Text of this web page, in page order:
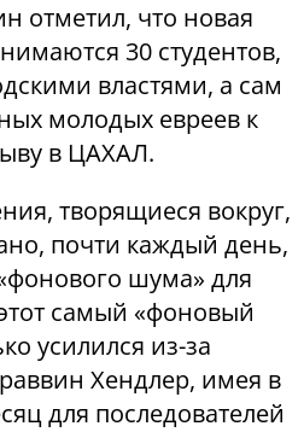
отметил, что новая
30 студентов,
властями, а сам
молодых евреев к
в ЦАХАЛ.
творящиеся вокруг,
почти каждый день,
шума» для
самый «фоновый
усилился из-за
Хендлер, имея в
для последователей